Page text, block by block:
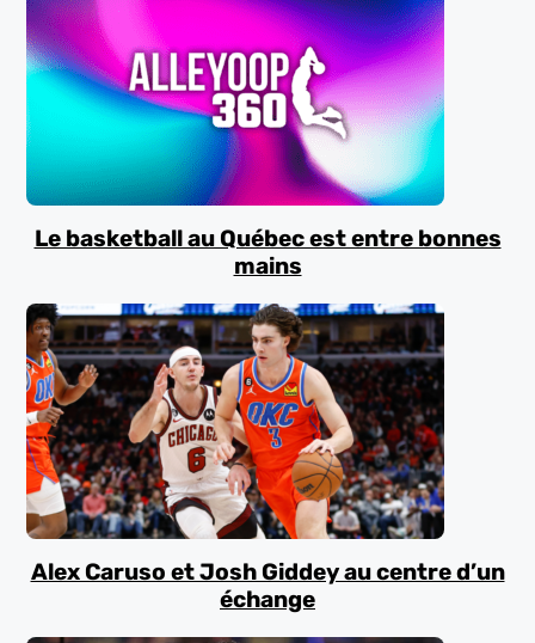
Le basketball au Québec est entre bonnes
mains
Alex Caruso et Josh Giddey au centre d’un
échange